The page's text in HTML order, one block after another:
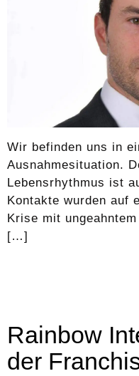
Wir befinden uns in
Ausnahmesituation.
Lebensrhythmus ist
Kontakte wurden auf
Krise mit
[…]
Rainbow
der